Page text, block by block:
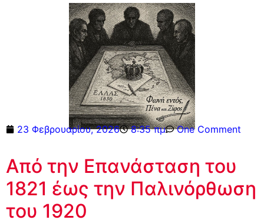
23 Φεβρουαρίου, 2026 8:35 πμ One Comment
Από την Επανάσταση του
1821 έως την Παλινόρθωση
του 1920